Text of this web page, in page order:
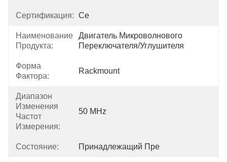
Сертификация: Ce
Наименование
Продукта:
Двигатель Микроволнового
Переключателя/углушителя
Форма
Фактора:
Rackmount
Диапазон
Изменения
Частот
Измерения:
50 MHz
Состояние: Принадлежащий Пре